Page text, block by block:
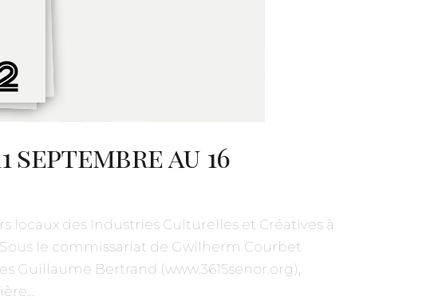
septembre au 16
locaux des Industries Culturelles et Créatives à
Sous le commissariat de Gwilherm Courbet
Bertrand (www.3615senor.org),